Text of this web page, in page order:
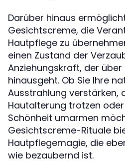
Darüber hinaus
Gesichtscreme, die
Hautpflege zu
einen Zustand der
Anziehungskraft, der
hinausgeht. Ob Sie Ihre
Ausstrahlung verstärken,
Hautalterung trotzen
Schönheit umarmen
Gesichtscreme-Rituale
Hautpflegemagie, die
wie bezaubernd ist.